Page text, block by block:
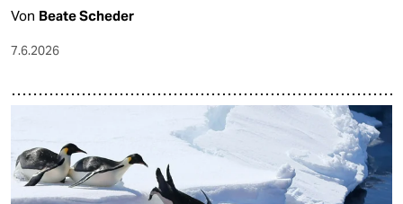
Von Beate Scheder
7.6.2026